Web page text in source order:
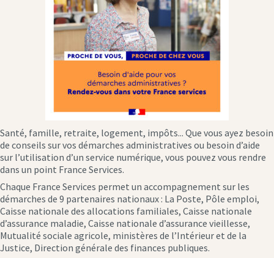
Santé, famille, retraite, logement, impôts... Que vous ayez besoin
de conseils sur vos démarches administratives ou besoin d’aide
sur l’utilisation d’un service numérique, vous pouvez vous rendre
dans un point France Services.
Chaque France Services permet un accompagnement sur les
démarches de 9 partenaires nationaux : La Poste, Pôle emploi,
Caisse nationale des allocations familiales, Caisse nationale
d’assurance maladie, Caisse nationale d’assurance vieillesse,
Mutualité sociale agricole, ministères de l’Intérieur et de la
Justice, Direction générale des finances publiques.